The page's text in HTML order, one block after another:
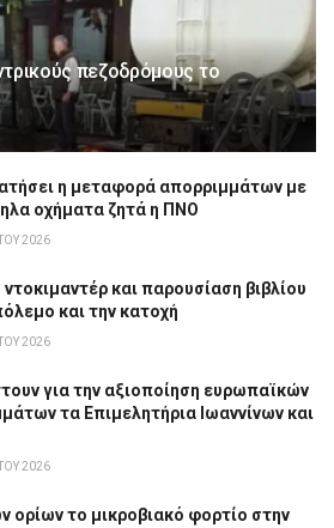
πεζοδρόμους το
η μεταφορά απορριμμάτων με
οχήματα ζητά η ΠΝΟ
2026
και παρουσίαση βιβλίου
και την κατοχή
2026
για την αξιοποίηση ευρωπαϊκών
τα Επιμελητήρια Ιωαννίνων και
2026
ορίων το μικροβιακό φορτίο στην